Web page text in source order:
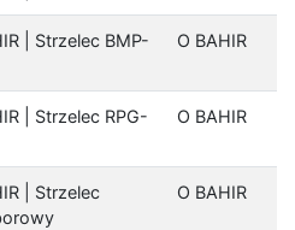
| Strzelec BMP-
O BAHIR
| Strzelec RPG-
O BAHIR
| Strzelec
O BAHIR